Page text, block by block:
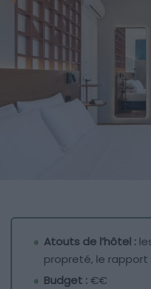
Atouts de l’hôtel :
propreté, le rapport
Budget :€€